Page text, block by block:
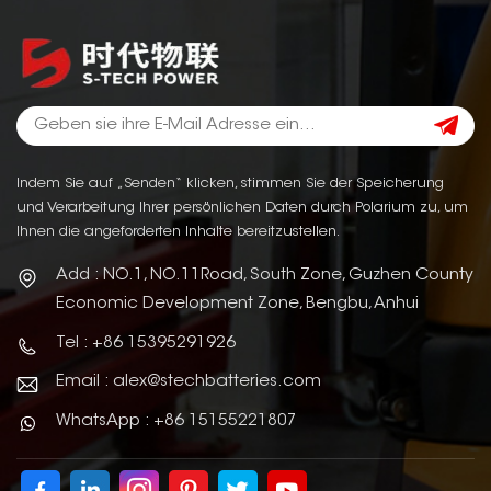
Indem Sie auf „Senden“ klicken, stimmen Sie der Speicherung
und Verarbeitung Ihrer persönlichen Daten durch Polarium zu, um
Ihnen die angeforderten Inhalte bereitzustellen.
Add : NO.1, NO.11Road, South Zone, Guzhen County
Economic Development Zone, Bengbu, Anhui
Tel : +86 15395291926
Email : alex@stechbatteries.com
WhatsApp : +86 15155221807